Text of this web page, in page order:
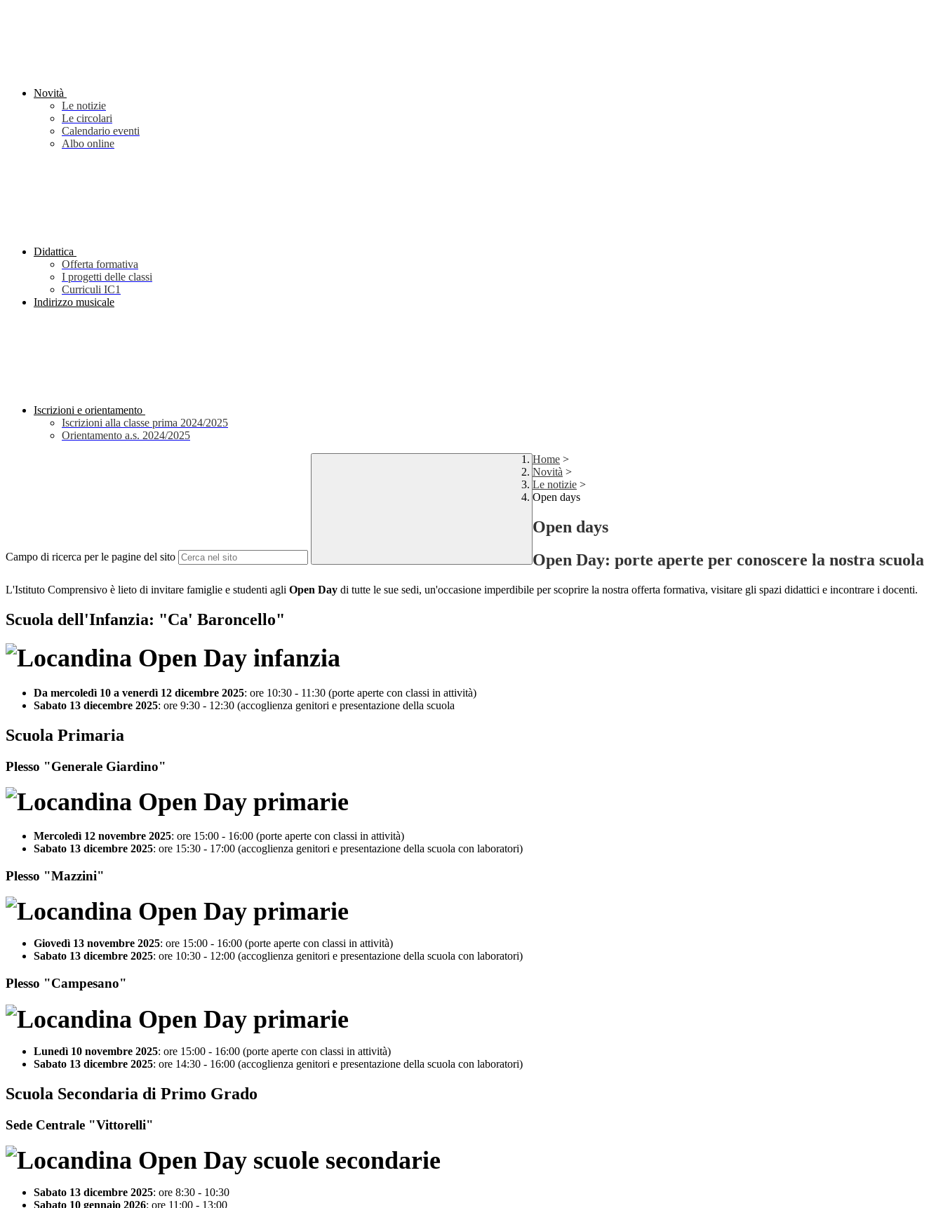
Novità
Le notizie
Le circolari
Calendario eventi
Albo online
Didattica
Offerta formativa
I progetti delle classi
Curriculi IC1
Indirizzo musicale
Iscrizioni e orientamento
Iscrizioni alla classe prima 2024/2025
Orientamento a.s. 2024/2025
Campo di ricerca per le pagine del sito
Home >
Novità >
Le notizie >
Open days
Open days
Open Day: porte aperte per conoscere la nostra scuola
L'Istituto Comprensivo è lieto di invitare famiglie e studenti agli Open Day di tutte le sue sedi, un'occasione imperdibile per scoprire la nostra offerta formativa, visitare gli spazi didattici e incontrare i docenti.
Scuola dell'Infanzia: "Ca' Baroncello"
Da mercoledì 10 a venerdì 12 dicembre 2025: ore 10:30 - 11:30 (porte aperte con classi in attività)
Sabato 13 diecembre 2025: ore 9:30 - 12:30 (accoglienza genitori e presentazione della scuola
Scuola Primaria
Plesso "Generale Giardino"
Mercoledì 12 novembre 2025: ore 15:00 - 16:00 (porte aperte con classi in attività)
Sabato 13 dicembre 2025: ore 15:30 - 17:00 (accoglienza genitori e presentazione della scuola con laboratori)
Plesso "Mazzini"
Giovedì 13 novembre 2025: ore 15:00 - 16:00 (porte aperte con classi in attività)
Sabato 13 dicembre 2025: ore 10:30 - 12:00 (accoglienza genitori e presentazione della scuola con laboratori)
Plesso "Campesano"
Lunedì 10 novembre 2025: ore 15:00 - 16:00 (porte aperte con classi in attività)
Sabato 13 dicembre 2025: ore 14:30 - 16:00 (accoglienza genitori e presentazione della scuola con laboratori)
Scuola Secondaria di Primo Grado
Sede Centrale "Vittorelli"
Sabato 13 dicembre 2025: ore 8:30 - 10:30
Sabato 10 gennaio 2026: ore 11:00 - 13:00